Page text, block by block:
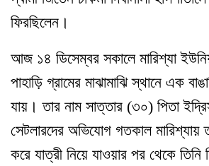
ফিরছিলেন ।
আজ ১৪ ডিসেম্বর সকালে মারিশ্যা
পাহাড়ি গ্রামের মাঝামাঝি স্থানে এক
যায় ।তার নাম সাত্তার (৩০) পিতা
সেটলারদের অভিযোগ গতকাল মারিশ্যায়
করে যাত্রী নিয়ে যাওয়ার পর থেকে